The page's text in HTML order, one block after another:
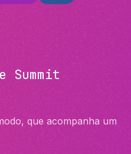
Summit
que acompanha um